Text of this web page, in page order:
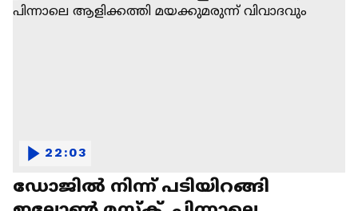
ഡോജിൽ നിന്ന് പടിയിറങ്ങി
22:03